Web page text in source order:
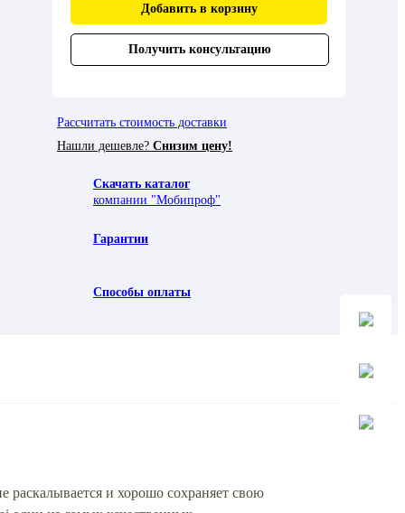
Добавить в корзину
Получить консультацию
Рассчитать стоимость доставки
Нашли дешевле? Снизим цену!
Скачать каталог
компании "Мобипроф"
Гарантии
Способы оплаты
раскалывается и хорошо сохраняет свою